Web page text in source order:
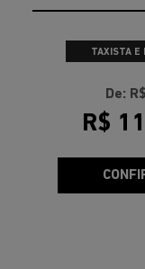
TAXISTA E
De:
R$